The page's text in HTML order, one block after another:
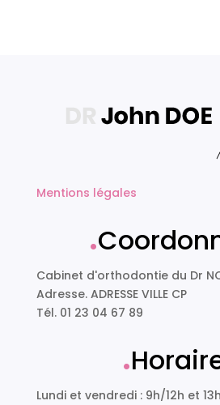
Mentions légales
.
Cabinet d'orthodontie du Dr
Adresse. ADRESSE VILLE CP
Tél. 01 23 04 67 89
.
Lundi et vendredi : 9h/12h et